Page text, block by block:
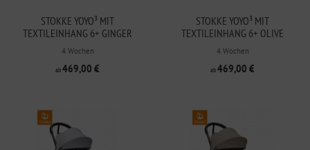
STOKKE YOYO³ MIT
TEXTILEINHANG 6+ GINGER
4 Wochen
ab469,00 €
STOKKE YOYO³ MIT
TEXTILEINHANG 6+ OLIVE
4 Wochen
ab469,00 €